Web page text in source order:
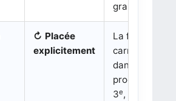
graphiques.
↻ Placée
explicitement
La fonction
carré apparaît
dans la
progression
3e,